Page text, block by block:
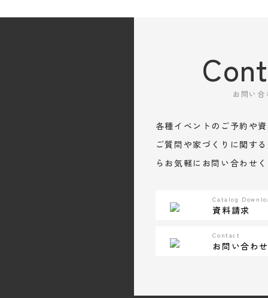
お問い合
各種イベントのご予約や
ご質問や家づくりに関す
らお気軽にお問い合わせ
Catalog
資料請求
Contact
お問い合わせ